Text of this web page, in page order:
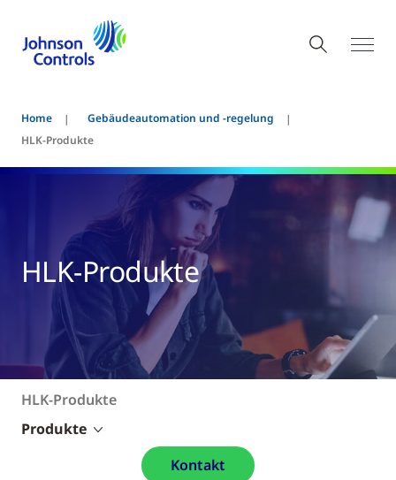
Home
Gebäudeautomation und -regelung
HLK-Produkte
HLK-Produkte
HLK-Produkte
Produkte
Kontakt